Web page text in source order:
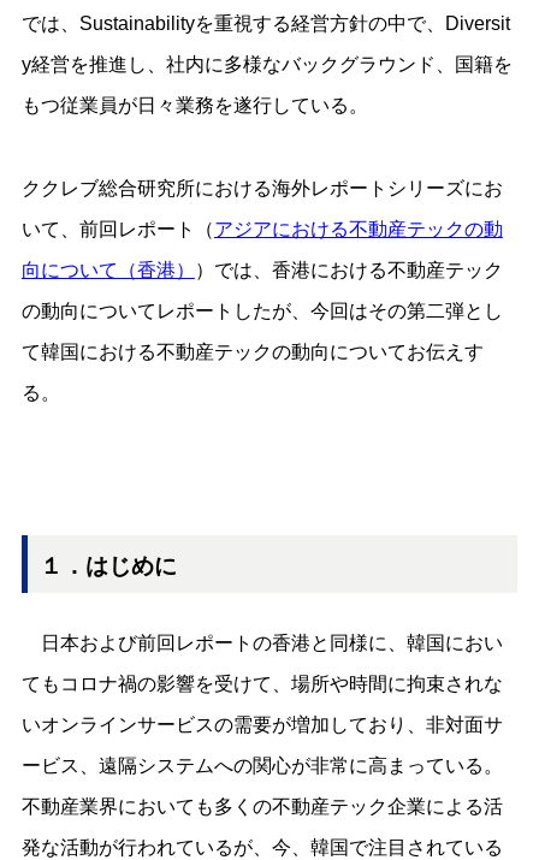
では、Sustainabilityを重視する経営方針の中で、Diversit
y経営を推進し、社内に多様なバックグラウンド、国籍を
もつ従業員が日々業務を遂行している。
ククレブ総合研究所における海外レポートシリーズにお
いて、前回レポート（アジアにおける不動産テックの動
向について（香港）
）では、香港における不動産テック
の動向についてレポートしたが、今回はその第二弾とし
て韓国における不動産テックの動向についてお伝えす
る。
１．はじめに
日本および前回レポートの香港と同様に、韓国におい
てもコロナ禍の影響を受けて、場所や時間に拘束されな
いオンラインサービスの需要が増加しており、非対面サ
ービス、遠隔システムへの関心が非常に高まっている。
不動産業界においても多くの不動産テック企業による活
発な活動が行われているが、今、韓国で注目されている